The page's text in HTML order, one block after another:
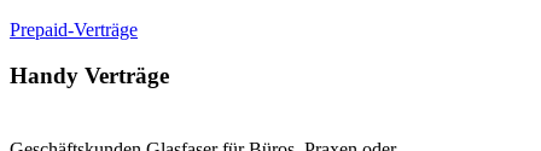
Prepaid-Verträge
Handy Verträge